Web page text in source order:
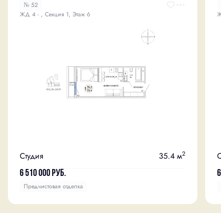
№ 52
ЖД 4 - , Секция 1, Этаж 6
Студия 35.4 м2
6 510 000руб.
Предчистовая отделка